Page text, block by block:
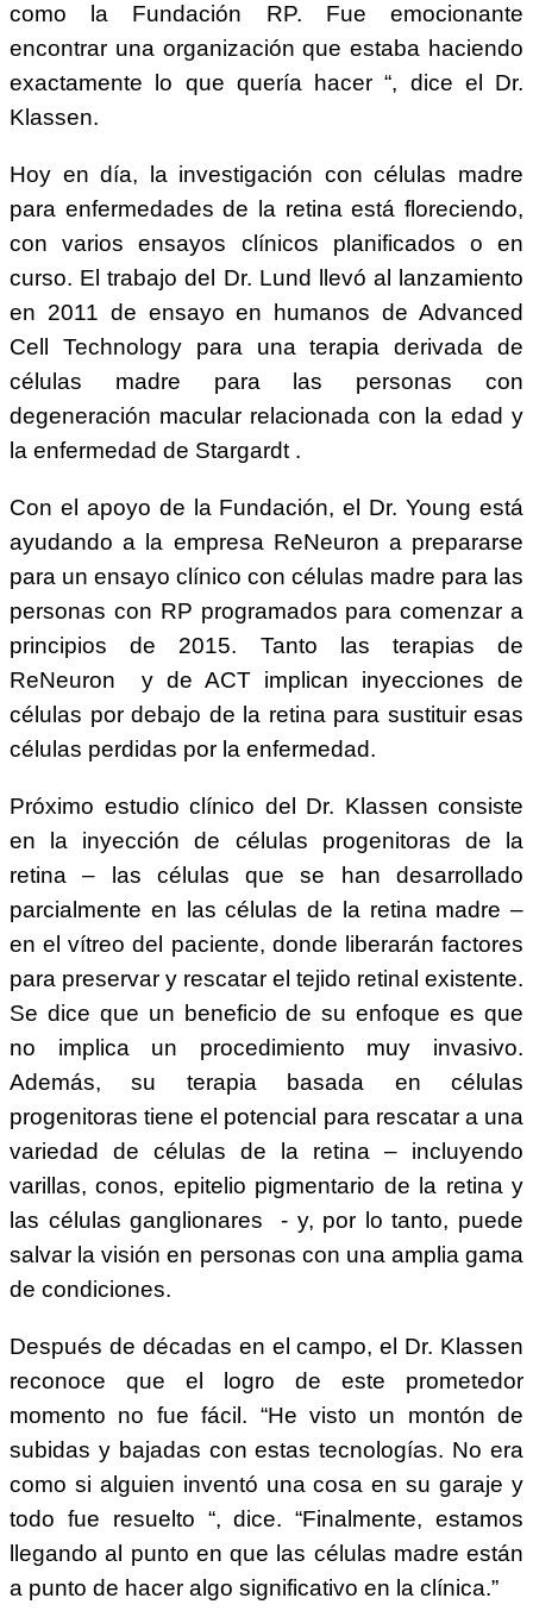
como la Fundación RP. Fue emocionante
encontrar una organización que estaba haciendo
exactamente lo que quería hacer “, dice el Dr.
Klassen.
Hoy en día, la investigación con células madre
para enfermedades de la retina está floreciendo,
con varios ensayos clínicos planificados o en
curso. El trabajo del Dr. Lund llevó al lanzamiento
en 2011 de ensayo en humanos de Advanced
Cell Technology para una terapia derivada de
células madre para las personas con
degeneración macular relacionada con la edad y
la enfermedad de Stargardt .
Con el apoyo de la Fundación, el Dr. Young está
ayudando a la empresa ReNeuron a prepararse
para un ensayo clínico con células madre para las
personas con RP programados para comenzar a
principios de 2015. Tanto las terapias de
ReNeuron y de ACT implican inyecciones de
células por debajo de la retina para sustituir esas
células perdidas por la enfermedad.
Próximo estudio clínico del Dr. Klassen consiste
en la inyección de células progenitoras de la
retina – las células que se han desarrollado
parcialmente en las células de la retina madre –
en el vítreo del paciente, donde liberarán factores
para preservar y rescatar el tejido retinal existente.
Se dice que un beneficio de su enfoque es que
no implica un procedimiento muy invasivo.
Además, su terapia basada en células
progenitoras tiene el potencial para rescatar a una
variedad de células de la retina – incluyendo
varillas, conos, epitelio pigmentario de la retina y
las células ganglionares - y, por lo tanto, puede
salvar la visión en personas con una amplia gama
de condiciones.
Después de décadas en el campo, el Dr. Klassen
reconoce que el logro de este prometedor
momento no fue fácil. “He visto un montón de
subidas y bajadas con estas tecnologías. No era
como si alguien inventó una cosa en su garaje y
todo fue resuelto “, dice. “Finalmente, estamos
llegando al punto en que las células madre están
a punto de hacer algo significativo en la clínica.”